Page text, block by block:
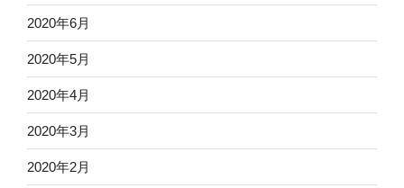
2020年6月
2020年5月
2020年4月
2020年3月
2020年2月